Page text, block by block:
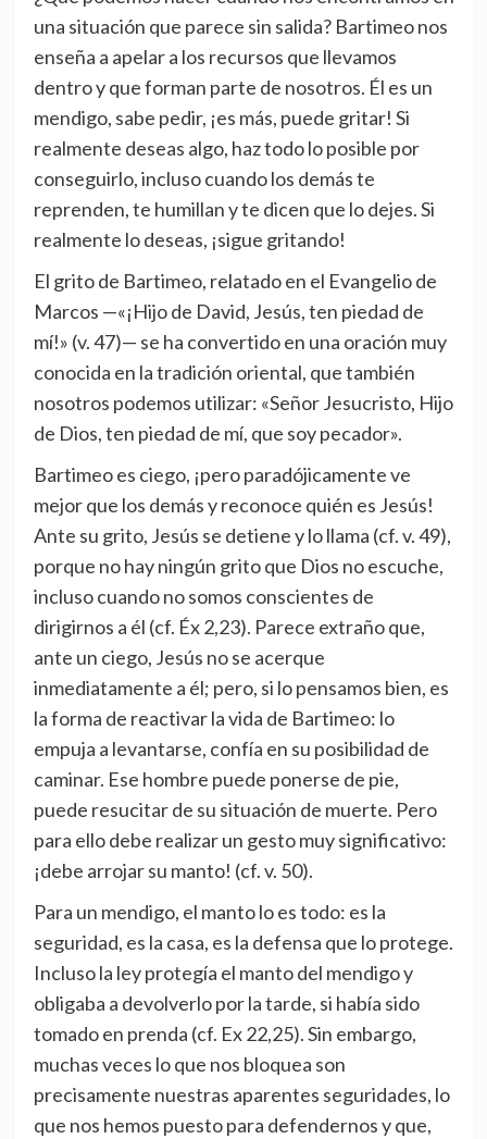
una situación que parece sin salida? Bartimeo nos
enseña a apelar a los recursos que llevamos
dentro y que forman parte de nosotros. Él es un
mendigo, sabe pedir, ¡es más, puede gritar! Si
realmente deseas algo, haz todo lo posible por
conseguirlo, incluso cuando los demás te
reprenden, te humillan y te dicen que lo dejes. Si
realmente lo deseas, ¡sigue gritando!
El grito de Bartimeo, relatado en el Evangelio de
Marcos —«¡Hijo de David, Jesús, ten piedad de
mí!» (v. 47)— se ha convertido en una oración muy
conocida en la tradición oriental, que también
nosotros podemos utilizar: «Señor Jesucristo, Hijo
de Dios, ten piedad de mí, que soy pecador».
Bartimeo es ciego, ¡pero paradójicamente ve
mejor que los demás y reconoce quién es Jesús!
Ante su grito, Jesús se detiene y lo llama (cf. v. 49),
porque no hay ningún grito que Dios no escuche,
incluso cuando no somos conscientes de
dirigirnos a él (cf. Éx 2,23). Parece extraño que,
ante un ciego, Jesús no se acerque
inmediatamente a él; pero, si lo pensamos bien, es
la forma de reactivar la vida de Bartimeo: lo
empuja a levantarse, confía en su posibilidad de
caminar. Ese hombre puede ponerse de pie,
puede resucitar de su situación de muerte. Pero
para ello debe realizar un gesto muy significativo:
¡debe arrojar su manto! (cf. v. 50).
Para un mendigo, el manto lo es todo: es la
seguridad, es la casa, es la defensa que lo protege.
Incluso la ley protegía el manto del mendigo y
obligaba a devolverlo por la tarde, si había sido
tomado en prenda (cf. Ex 22,25). Sin embargo,
muchas veces lo que nos bloquea son
precisamente nuestras aparentes seguridades, lo
que nos hemos puesto para defendernos y que,